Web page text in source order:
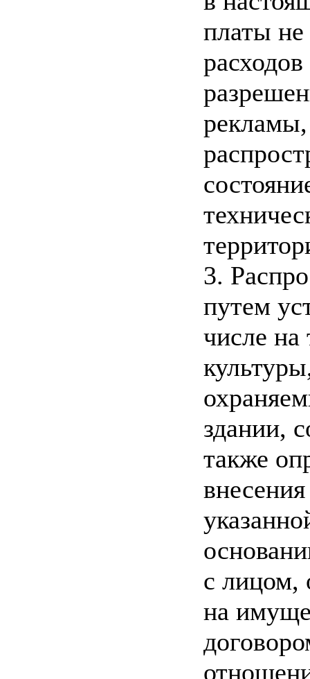
платы
3.
путем
числе на
здании,
также
с
на